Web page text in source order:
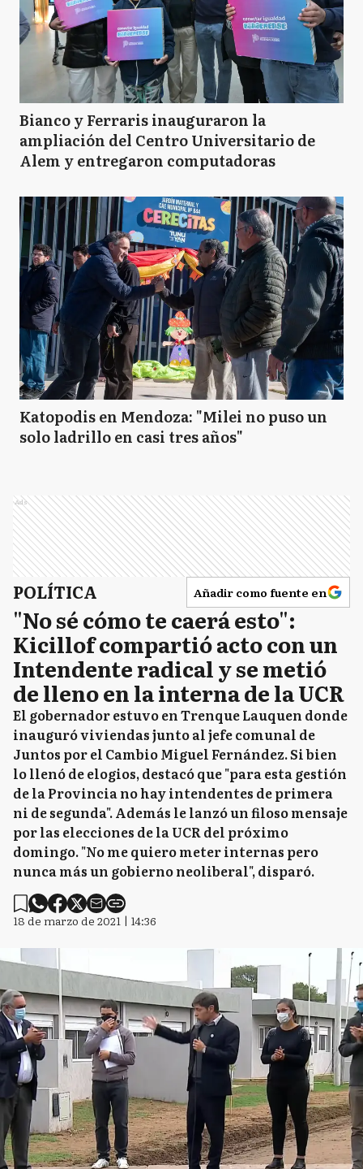
Bianco y Ferraris inauguraron la
ampliación del Centro Universitario de
Alem y entregaron computadoras
Katopodis en Mendoza: "Milei no puso un
solo ladrillo en casi tres años"
Ads
POLÍTICA Añadir como fuente en
"No sé cómo te caerá esto":
Kicillof compartió acto con un
Intendente radical y se metió
de lleno en la interna de la UCR
El gobernador estuvo en Trenque Lauquen donde
inauguró viviendas junto al jefe comunal de
Juntos por el Cambio Miguel Fernández. Si bien
lo llenó de elogios, destacó que "para esta gestión
de la Provincia no hay intendentes de primera
ni de segunda". Además le lanzó un filoso mensaje
por las elecciones de la UCR del próximo
domingo. "No me quiero meter internas pero
nunca más un gobierno neoliberal", disparó.
18 de marzo de 2021 | 14:36